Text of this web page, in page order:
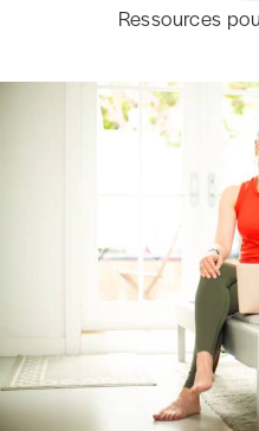
Ressources